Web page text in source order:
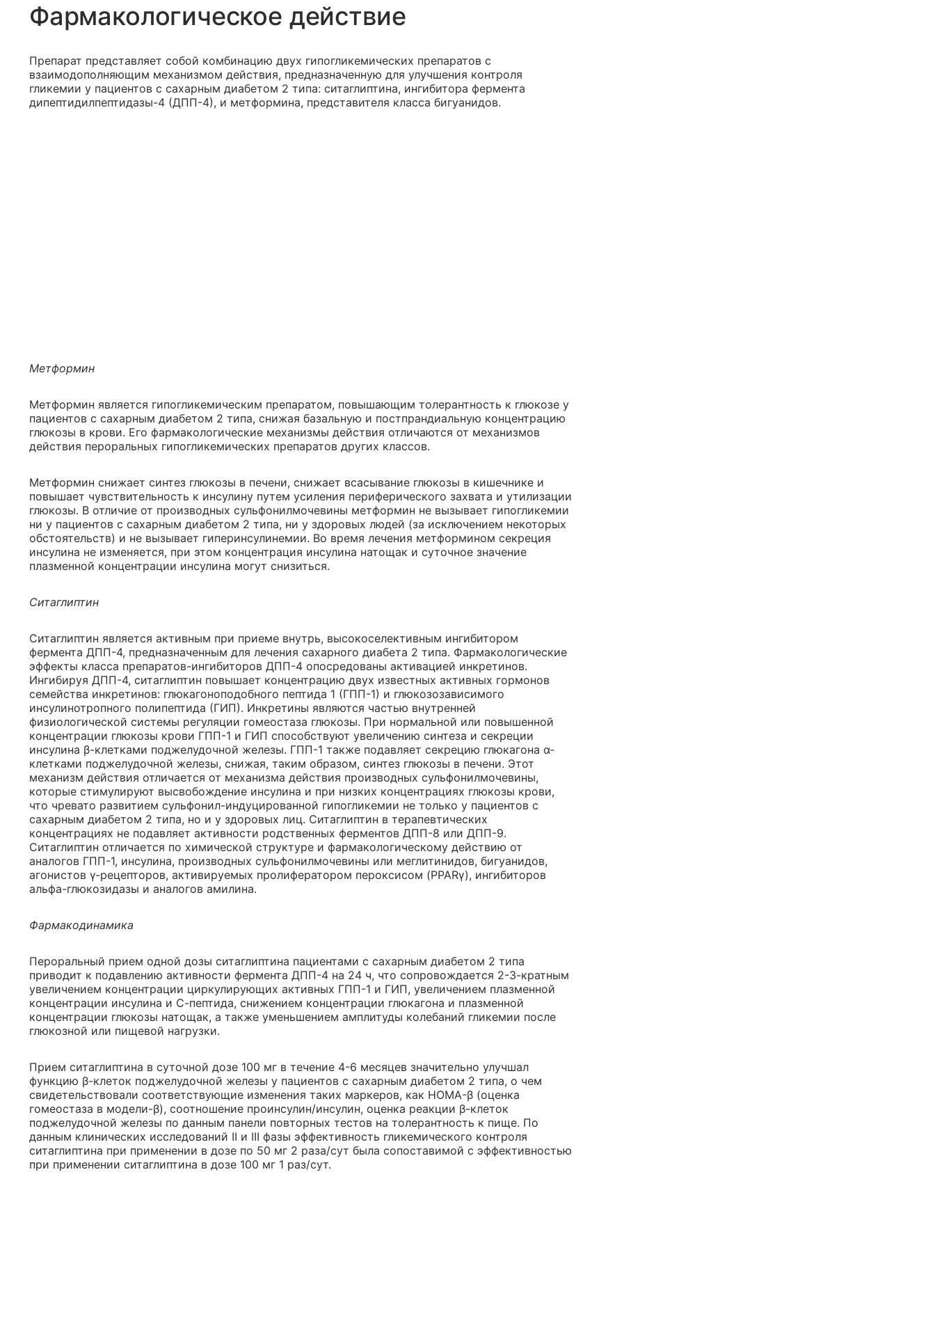
Фармакологическое действие
Препарат представляет собой комбинацию двух гипогликемических препаратов с
взаимодополняющим механизмом действия, предназначенную для улучшения контроля
гликемии у пациентов с сахарным диабетом 2 типа: ситаглиптина, ингибитора фермента
дипептидилпептидазы-4 (ДПП-4), и метформина, представителя класса бигуанидов.
Метформин
Метформин является гипогликемическим препаратом, повышающим толерантность к глюкозе у
пациентов с сахарным диабетом 2 типа, снижая базальную и постпрандиальную концентрацию
глюкозы в крови. Его фармакологические механизмы действия отличаются от механизмов
действия пероральных гипогликемических препаратов других классов.
Метформин снижает синтез глюкозы в печени, снижает всасывание глюкозы в кишечнике и
повышает чувствительность к инсулину путем усиления периферического захвата и утилизации
глюкозы. В отличие от производных сульфонилмочевины метформин не вызывает гипогликемии
ни у пациентов с сахарным диабетом 2 типа, ни у здоровых людей (за исключением некоторых
обстоятельств) и не вызывает гиперинсулинемии. Во время лечения метформином секреция
инсулина не изменяется, при этом концентрация инсулина натощак и суточное значение
плазменной концентрации инсулина могут снизиться.
Ситаглиптин
Ситаглиптин является активным при приеме внутрь, высокоселективным ингибитором
фермента ДПП-4, предназначенным для лечения сахарного диабета 2 типа. Фармакологические
эффекты класса препаратов-ингибиторов ДПП-4 опосредованы активацией инкретинов.
Ингибируя ДПП-4, ситаглиптин повышает концентрацию двух известных активных гормонов
семейства инкретинов: глюкагоноподобного пептида 1 (ГПП-1) и глюкозозависимого
инсулинотропного полипептида (ГИП). Инкретины являются частью внутренней
физиологической системы регуляции гомеостаза глюкозы. При нормальной или повышенной
концентрации глюкозы крови ГПП-1 и ГИП способствуют увеличению синтеза и секреции
инсулина β-клетками поджелудочной железы. ГПП-1 также подавляет секрецию глюкагона α-
клетками поджелудочной железы, снижая, таким образом, синтез глюкозы в печени. Этот
механизм действия отличается от механизма действия производных сульфонилмочевины,
которые стимулируют высвобождение инсулина и при низких концентрациях глюкозы крови,
что чревато развитием сульфонил-индуцированной гипогликемии не только у пациентов с
сахарным диабетом 2 типа, но и у здоровых лиц. Ситаглиптин в терапевтических
концентрациях не подавляет активности родственных ферментов ДПП-8 или ДПП-9.
Ситаглиптин отличается по химической структуре и фармакологическому действию от
аналогов ГПП-1, инсулина, производных сульфонилмочевины или меглитинидов, бигуанидов,
агонистов γ-рецепторов, активируемых пролифератором пероксисом (PPARγ), ингибиторов
альфа-глюкозидазы и аналогов амилина.
Фармакодинамика
Пероральный прием одной дозы ситаглиптина пациентами с сахарным диабетом 2 типа
приводит к подавлению активности фермента ДПП-4 на 24 ч, что сопровождается 2-3-кратным
увеличением концентрации циркулирующих активных ГПП-1 и ГИП, увеличением плазменной
концентрации инсулина и С-пептида, снижением концентрации глюкагона и плазменной
концентрации глюкозы натощак, а также уменьшением амплитуды колебаний гликемии после
глюкозной или пищевой нагрузки.
Прием ситаглиптина в суточной дозе 100 мг в течение 4-6 месяцев значительно улучшал
функцию β-клеток поджелудочной железы у пациентов с сахарным диабетом 2 типа, о чем
свидетельствовали соответствующие изменения таких маркеров, как НОМА-β (оценка
гомеостаза в модели-β), соотношение проинсулин/инсулин, оценка реакции β-клеток
поджелудочной железы по данным панели повторных тестов на толерантность к пище. По
данным клинических исследований II и III фазы эффективность гликемического контроля
ситаглиптина при применении в дозе по 50 мг 2 раза/сут была сопоставимой с эффективностью
при применении ситаглиптина в дозе 100 мг 1 раз/сут.